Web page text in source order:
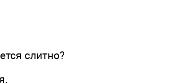
слитно?